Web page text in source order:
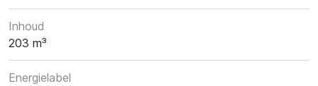
Inhoud
203 m³
Energielabel